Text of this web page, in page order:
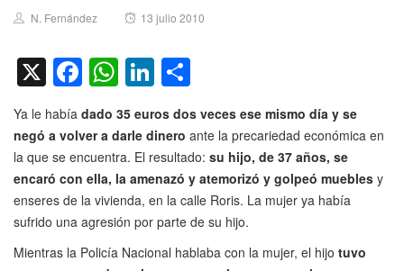
Author
N. Fernández
Posted
13 julio 2010
X Facebook
WhatsApp
LinkedIn
Ya le había dado 35 euros dos veces ese mismo día y se
negó a volver a darle dinero ante la precariedad económica en
la que se encuentra. El resultado: su hijo, de 37 años, se
encaró con ella, la amenazó y atemorizó y golpeó muebles y
enseres de la vivienda, en la calle Roris. La mujer ya había
sufrido una agresión por parte de su hijo.
Mientras la Policía Nacional hablaba con la mujer, el hijo tuvo